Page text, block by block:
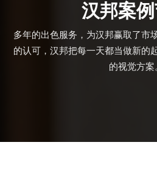
汉邦案
多年的出色服务，为汉邦赢取了市
的认可，汉邦把每一天都当做新的
的视觉方案